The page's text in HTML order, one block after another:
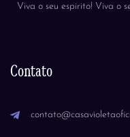
Viva o seu espirito! Viva o
Contato